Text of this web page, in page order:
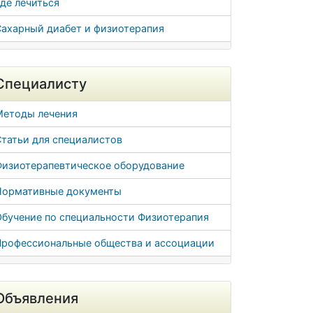
лечиться
диабет и физиотерапия
лечения
для специалистов
оборудование
документы
по специальности Физиотерапия
общества и ассоциации